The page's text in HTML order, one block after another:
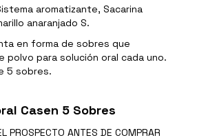
aromatizante, Sacarina
anaranjado S.
en forma de sobres que
polvo para solución oral cada uno.
5 sobres.
Casen 5 Sobres
PROSPECTO ANTES DE COMPRAR